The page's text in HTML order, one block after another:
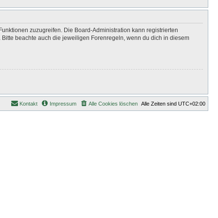
zuzugreifen. Die Board-Administration kann registrierten
beachte auch die jeweiligen Forenregeln, wenn du dich in diesem
Alle Zeiten sind UTC+02:00
Alle Cookies löschen
Impressum
Kontakt